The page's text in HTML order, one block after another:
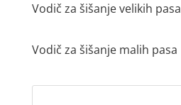
Vodič za šišanje velikih pasa
Vodič za šišanje malih pasa